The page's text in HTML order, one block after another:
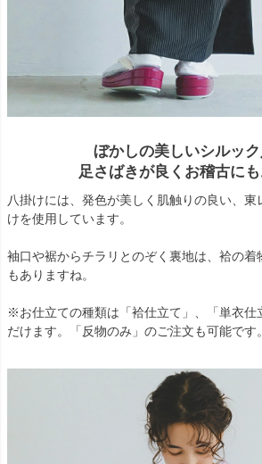
ぼかしの美しいシルッ
足さばきが良くお稽古に
八掛けには、発色が美しく肌触りの良い、
けを使用しています。
袖口や裾からチラリとのぞく裏地は、袷の着
もありますね。
※お仕立ての種類は「袷仕立て」、「単衣仕
だけます。「反物のみ」のご注文も可能です。